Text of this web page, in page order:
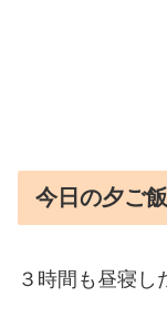
今日の夕ご飯
３時間も昼寝し